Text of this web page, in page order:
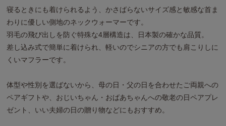
寝るときにも着けられるよう、かさばらないサイズ感と敏感な首ま
わりに優しい側地のネックウォーマーです。
羽毛の飛び出しを防ぐ特殊な4層構造は、日本製の確かな品質。
差し込み式で簡単に着けられ、軽いのでシニアの方でも肩こりしに
くいマフラーです。
体型や性別を選ばないから、母の日・父の日を合わせたご両親への
ペアギフトや、おじいちゃん・おばあちゃんへの敬老の日ペアプレ
ゼント、いい夫婦の日の贈り物などにもおすすめ。